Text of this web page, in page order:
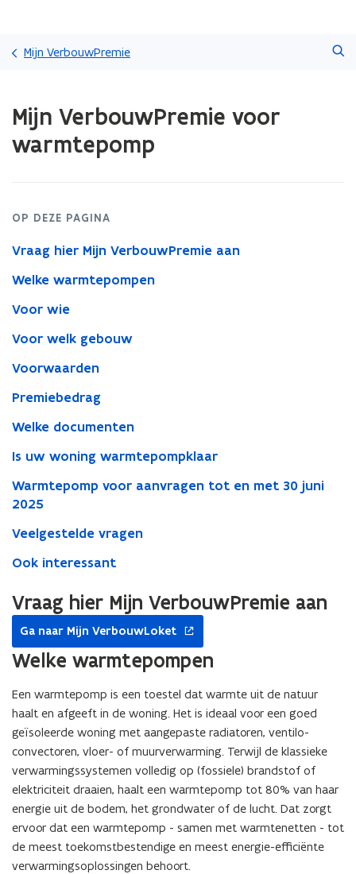
gaan
Mijn VerbouwPremie
met
laden.
Mijn
VerbouwPremie
voor
warmtepomp
Mijn VerbouwPremie voor
warmtepomp
OP DEZE PAGINA
Vraag hier Mijn VerbouwPremie aan
Welke warmtepompen
Voor wie
Voor welk gebouw
Voorwaarden
Premiebedrag
Welke documenten
Is uw woning warmtepompklaar
Warmtepomp voor aanvragen tot en met 30 juni
2025
Veelgestelde vragen
Ook interessant
Vraag hier Mijn VerbouwPremie aan
Ga naar Mijn VerbouwLoket
nieuw
venster
Welke warmtepompen
Een warmtepomp is een toestel dat warmte uit de natuur
haalt en afgeeft in de woning. Het is ideaal voor een goed
geïsoleerde woning met aangepaste radiatoren, ventilo-
convectoren, vloer- of muurverwarming. Terwijl de klassieke
verwarmingssystemen volledig op (fossiele) brandstof of
elektriciteit draaien, haalt een warmtepomp tot 80% van haar
energie uit de bodem, het grondwater of de lucht. Dat zorgt
ervoor dat een warmtepomp - samen met warmtenetten - tot
de meest toekomstbestendige en meest energie-efficiënte
verwarmingsoplossingen behoort.